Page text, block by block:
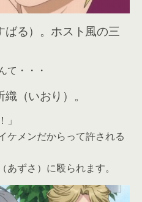
ばる）。ホスト風の三
て・・・
（いおり）。
」
ケメンだからって許される
あずさ）に殴られます。